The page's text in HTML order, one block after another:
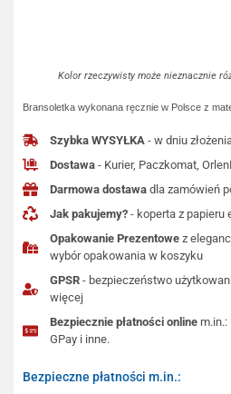
Kolor rzeczywisty może nieznacznie
Bransoletka wykonana ręcznie w Polsce z
Szybka WYSYŁKA - w dniu
Dostawa - Kurier, Paczkomat,
Darmowa dostawa dla zamówień
Jak pakujemy? - koperta z papieru
Opakowanie Prezentowe z
wybór opakowania w koszyku
GPSR - bezpieczeństwo
więcej
Bezpiecznie płatności online m.in.:
GPay i inne.
Bezpieczne płatności m.in.: